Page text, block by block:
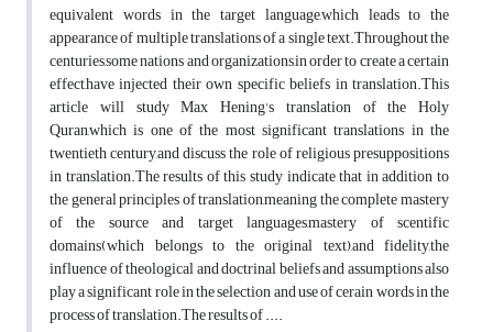
equivalent words in the target language,which leads to the
appearance of multiple translations of a single text.Throughout the
centuries,some nations and organizations,in order to create a certain
effect,have injected their own specific beliefs in translation.This
article will study Max Hening's translation of the Holy
Quran,which is one of the most significant translations in the
twentieth century,and discuss the role of religious presuppositions
in translation.The results of this study indicate that in addition to
the general principles of translation,meaning the complete mastery
of the source and target languages,mastery of scentific
domains(which belongs to the original text),and fidelity,the
influence of theological and doctrinal beliefs and assumptions also
play a significant role in the selection and use of cerain words in the
process of translation.The results of ....